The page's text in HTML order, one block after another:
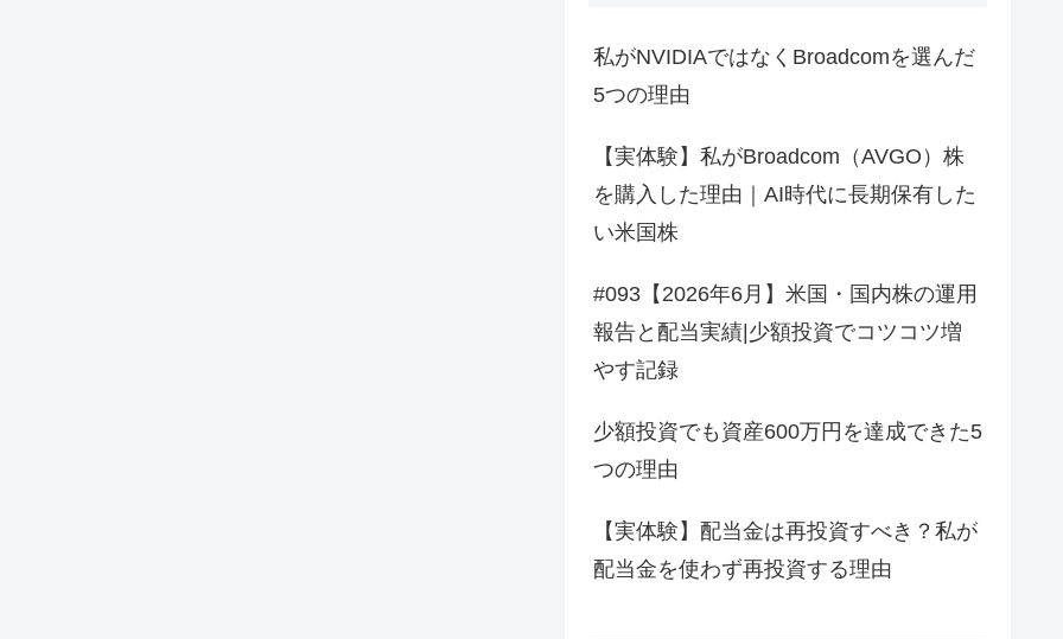
私がNVIDIAではなくBroadcomを選んだ
5つの理由
【実体験】私がBroadcom（AVGO）株
を購入した理由｜AI時代に長期保有した
い米国株
#093【2026年6月】米国・国内株の運用
報告と配当実績|少額投資でコツコツ増
やす記録
少額投資でも資産600万円を達成できた5
つの理由
【実体験】配当金は再投資すべき？私が
配当金を使わず再投資する理由